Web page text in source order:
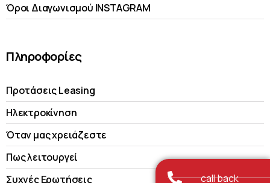
Όροι Διαγωνισμού INSTAGRAM
Πληροφορίες
Προτάσεις Leasing
Ηλεκτροκίνηση
Όταν μας χρειάζεστε
Πως λειτουργεί
Συχνές Ερωτήσεις
call back